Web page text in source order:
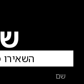
השאירו